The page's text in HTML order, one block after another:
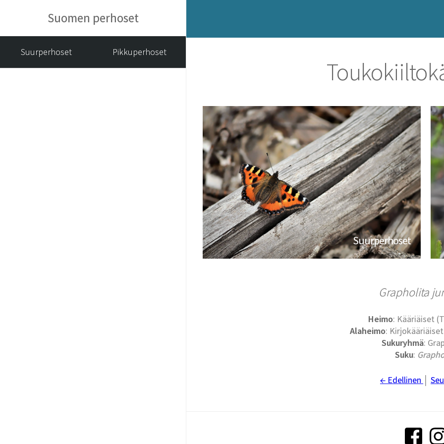
Suomen perhoset
Suurperhoset Pikkuperhoset
Suurperhoset
Grapholita
Heimo: Kääriäiset
Alaheimo:
Sukuryhmä:
Suku:
← Edellinen